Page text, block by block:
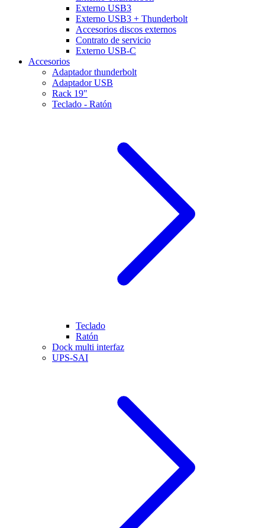
Externo USB3
Externo USB3 + Thunderbolt
Accesorios discos externos
Contrato de servicio
Externo USB-C
Accesorios
Adaptador thunderbolt
Adaptador USB
Rack 19"
Teclado - Ratón
Teclado
Ratón
Dock multi interfaz
UPS-SAI